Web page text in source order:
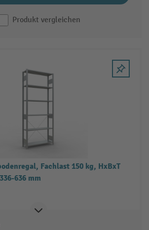
Produkt vergleichen
Fachlast 150 kg, HxBxT
636 mm